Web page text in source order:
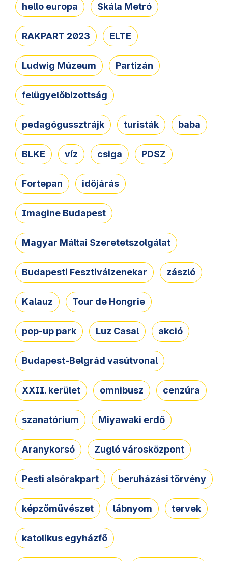
hello europa Skála Metró
RAKPART 2023 ELTE
Ludwig Múzeum Partizán
felügyelőbizottság
pedagógussztrájk turisták baba
BLKE víz csiga PDSZ
Fortepan időjárás
Imagine Budapest
Magyar Máltai Szeretetszolgálat
Budapesti Fesztiválzenekar zászló
Kalauz Tour de Hongrie
pop-up park Luz Casal akció
Budapest-Belgrád vasútvonal
XXII. kerület omnibusz cenzúra
szanatórium Miyawaki erdő
Aranykorsó Zugló városközpont
Pesti alsórakpart beruházási törvény
képzőművészet lábnyom tervek
katolikus egyházfő